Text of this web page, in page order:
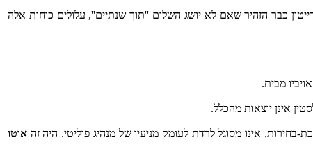
כבר הזהיר שאם לא יושג השלום ''תוך שנתיים'', עלולים כוחות אלה
מבית.
אינן יוצאות מהכלל.
אינו מסוגל לרדת לעומק מניעיו של מנהיג פוליטי. היה זה אוטו